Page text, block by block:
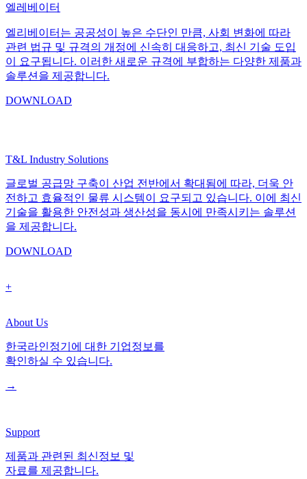
엘레베이터
엘리베이터는 공공성이 높은 수단인 만큼, 사회 변화에 따라
관련 법규 및 규격의 개정에 신속히 대응하고, 최신 기술 도입
이 요구됩니다. 이러한 새로운 규격에 부합하는 다양한 제품과
솔루션을 제공합니다.
DOWNLOAD
T&L Industry Solutions
글로벌 공급망 구축이 산업 전반에서 확대됨에 따라, 더욱 안
전하고 효율적인 물류 시스템이 요구되고 있습니다. 이에 최신
기술을 활용한 안전성과 생산성을 동시에 만족시키는 솔루션
을 제공합니다.
DOWNLOAD
+
About Us
한국라인정기에 대한 기업정보를
확인하실 수 있습니다.
→
Support
제품과 관련된 최신정보 및
자료를 제공합니다.